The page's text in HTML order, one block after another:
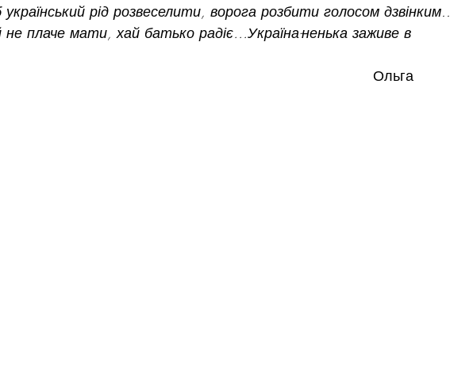
рід розвеселити, ворога розбити голосом дзвінким..
плаче мати, хай батько радіє…Україна-ненька заживе в